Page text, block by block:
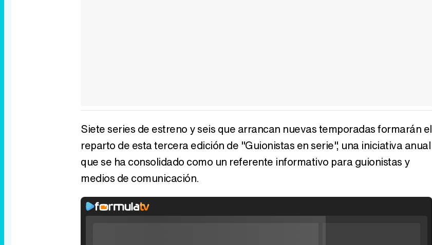
Siete series de estreno y seis que arrancan nuevas temporadas formarán el
reparto de esta tercera edición de "Guionistas en serie", una iniciativa anual
que se ha consolidado como un referente informativo para guionistas y
medios de comunicación.